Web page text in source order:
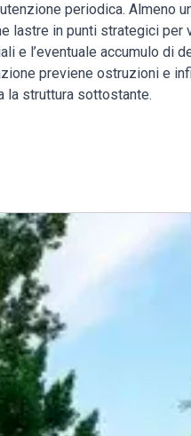
periodica. Almeno
lastre in punti strategici per
e l’eventuale accumulo di
previene ostruzioni e
la struttura sottostante.